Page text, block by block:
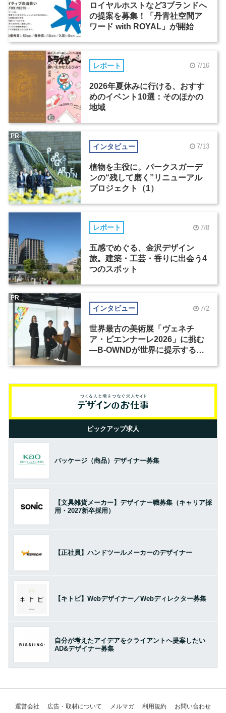
ロイヤルホストなど3ブランドへ
の提案を募集！「丹青社空間ア
ワード with ROYAL」が開始
レポート 7/16
2026年夏休みに行ける、おすす
めのイベント10選：そのほかの
地域
インタビュー 7/13
植物を主役に。パークスガーデ
ンの“残して磨く”リニューアル
プロジェクト（1）
PR
レポート 7/8
五感でめぐる、金沢デザイン
旅。建築・工芸・香りに出会う4
つのスポット
インタビュー 7/2
世界最古の美術展「ヴェネチ
ア・ビエンナーレ2026」に挑む
―B-OWNDが世界に提示する美
PR
ピックアップ求人
パッケージ（商品）デザイナー募集
【文具雑貨メーカー】デザイナー職募集（キャリア採
用・2027新卒採用）
【正社員】ハンドツールメーカーのデザイナー
【キトビ】Webデザイナー／Webディレクター募集
自分が考えたアイデアをクライアントへ提案したい
AD&デザイナー募集
運営会社 広告・取材について メルマガ 利用規約 お問い合わせ